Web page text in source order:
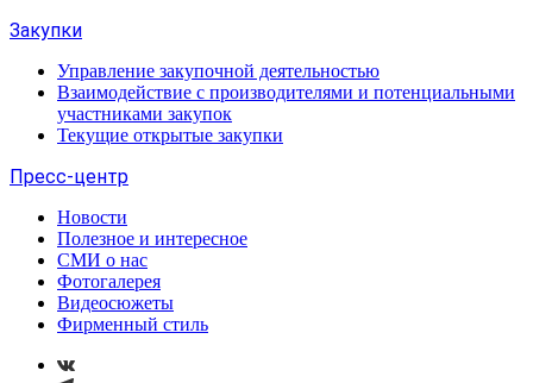
Закупки
Управление закупочной деятельностью
Взаимодействие с производителями и потенциальными
участниками закупок
Текущие открытые закупки
Пресс-центр
Новости
Полезное и интересное
СМИ о нас
Фотогалерея
Видеосюжеты
Фирменный стиль